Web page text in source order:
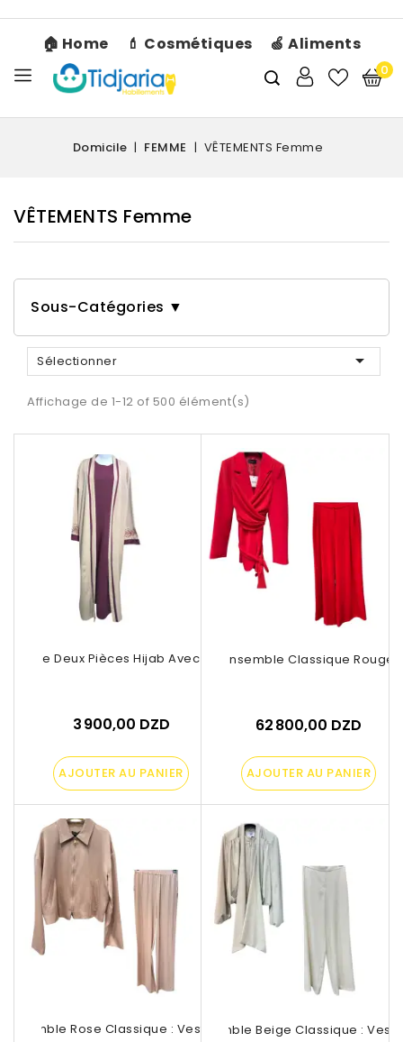
🏠 Home 💄 Cosmétiques 🍏 Aliments
0
Domicile FEMME VÊTEMENTS Femme
VÊTEMENTS Femme
Sous-Catégories ▼
Sélectionner 
Affichage de 1-12 of 500 élément(s)
Deux Pièces Hijab Avec Abaya...
3 900,00 DZD
AJOUTER AU PANIER
Ensemble Classique Rouge
62 800,00 DZD
AJOUTER AU PANIER
Ensemble Rose Classique : Veste Et...Ensemble Beige Classique : Veste